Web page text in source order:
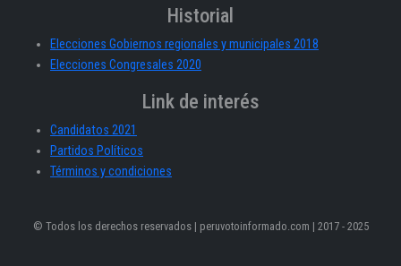
Historial
Elecciones Gobiernos regionales y municipales 2018
Elecciones Congresales 2020
Link de interés
Candidatos 2021
Partidos Políticos
Términos y condiciones
© Todos los derechos reservados | peruvotoinformado.com | 2017 - 2025